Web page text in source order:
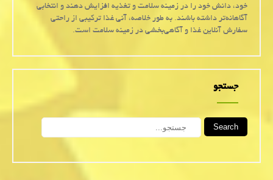
خود، دانش خود را در زمینه سلامت و تغذیه افزایش دهند و انتخابی
آگاهانه‌تر داشته باشند. به طور خلاصه، آنی غذا ترکیبی از راحتی
سفارش آنلاین غذا و آگاهی‌بخشی در زمینه سلامت است.
جستجو
Search